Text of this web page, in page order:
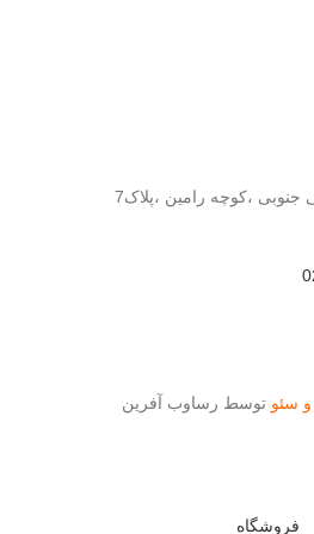
جنوبی ،کوچه رامین ،پلاک7
سئو توسط رساوب آفرین
فروشگاه